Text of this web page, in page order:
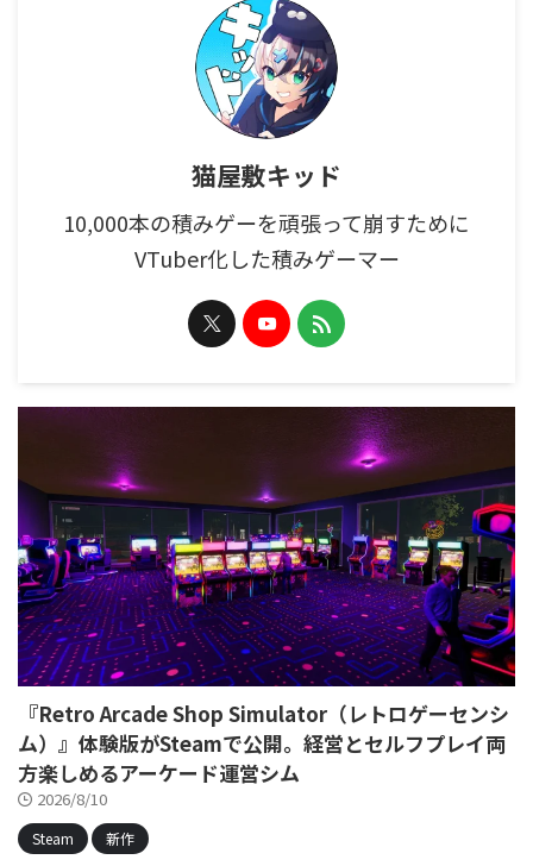
猫屋敷キッド
10,000本の積みゲーを頑張って崩すために
VTuber化した積みゲーマー
『Retro Arcade Shop Simulator（レトロゲーセンシ
ム）』体験版がSteamで公開。経営とセルフプレイ両
方楽しめるアーケード運営シム
2026/8/10
Steam 新作